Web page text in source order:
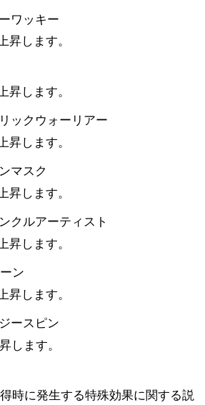
ワッキー
昇します。
昇します。
ックウォーリアー
昇します。
マスク
昇します。
クルアーティスト
昇します。
ン
昇します。
ースピン
します。
時に発生する特殊効果に関する説